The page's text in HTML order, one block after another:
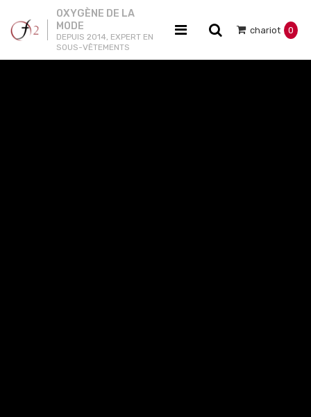
OXYGÈNE DE LA
MODE
DEPUIS 2014, EXPERT EN
SOUS-VÊTEMENTS
chariot 0